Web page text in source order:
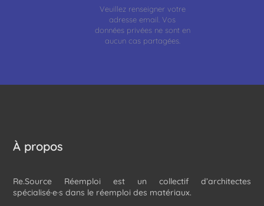
Veuillez renseigner votre
adresseemail.Vos
données privées ne sont en
aucun cas partagées.
À propos
Re.Source Réemploi est un collectif d’architectes
spécialisé·e·s dans le réemploi des matériaux.